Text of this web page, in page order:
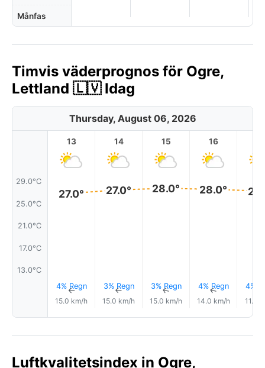
Månfas
Timvis väderprognos för Ogre,
Lettland 🇱🇻 Idag
Thursday, August 06, 2026
29.0°C
25.0°C
21.0°C
17.0°C
13.0°C
13
27.0°
4% Regn
↑
15.0 km/h
14
27.0°
3% Regn
↑
15.0 km/h
15
28.0°
3% Regn
↑
15.0 km/h
16
28.0°
4% Regn
↑
14.0 km/h
4%
11.0
Luftkvalitetsindex in Ogre,